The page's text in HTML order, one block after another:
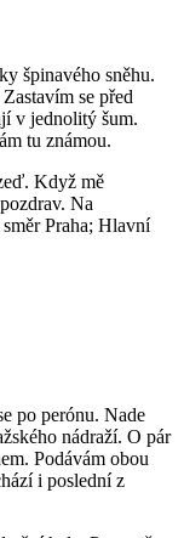
špinavého sněhu.
se před
v jednolitý šum.
tu známou.
Když mě
Na
Praha; Hlavní
po perónu. Nade
nádraží. O pár
Podávám obou
i poslední z